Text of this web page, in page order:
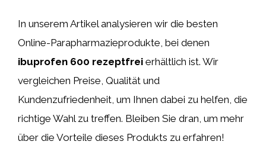
In unserem Artikel analysieren wir die besten
Online-Parapharmazieprodukte, bei denen
ibuprofen 600 rezeptfrei erhältlich ist. Wir
vergleichen Preise, Qualität und
Kundenzufriedenheit, um Ihnen dabei zu helfen, die
richtige Wahl zu treffen. Bleiben Sie dran, um mehr
über die Vorteile dieses Produkts zu erfahren!